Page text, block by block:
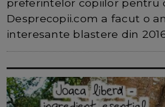
preferintelor copiilor pentru
Desprecopii.com a facut o
interesante blastere din